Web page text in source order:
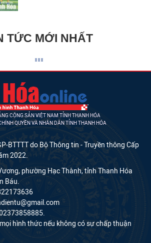
TỨC MỚI NHẤT
CỘNG SẢN VIỆT NAM TỈNH THANH HÓA
QUYỀN VÀ NHÂN DÂN TỈNH THANH HÓA
BTTTT do Bộ Thông tin - Truyền thông Cấp
2022.
phường Hạc Thành, tỉnh Thanh Hóa
Báu.
hình thức nếu không có sự chấp thuận